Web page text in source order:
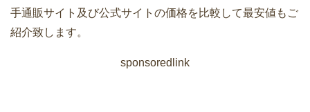
手通販サイト及び公式サイトの価格を比較して最安値もご
紹介致します。
sponsoredlink